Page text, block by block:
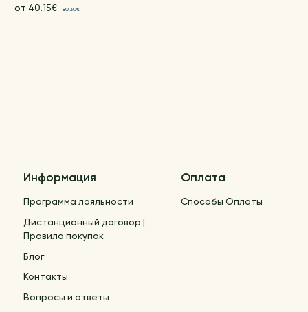
от 40.15€ 80.30€
Информация
Программа лояльности
Дистанционный договор |
Правила покупок
Блог
Контакты
Вопросы и ответы
Оплата
Способы Оплаты